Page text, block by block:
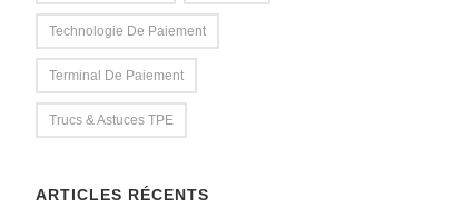
Technologie De Paiement
Terminal De Paiement
Trucs & Astuces TPE
ARTICLES RÉCENTS